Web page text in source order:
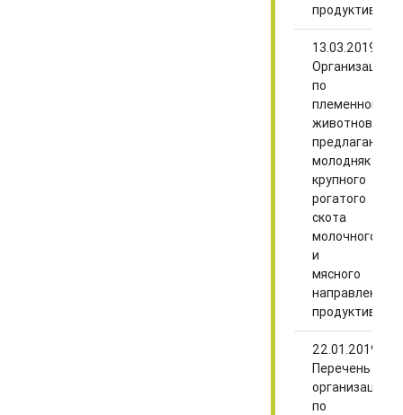
13.03.2019
Организации
по
племенному
предлагают
молодняк
крупного
рогатого
скота
молочного
и
мясного
направлений
22.01.2019
Перечень
организаций
по